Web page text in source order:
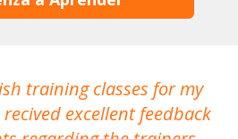
training classes for my
excellent feedback